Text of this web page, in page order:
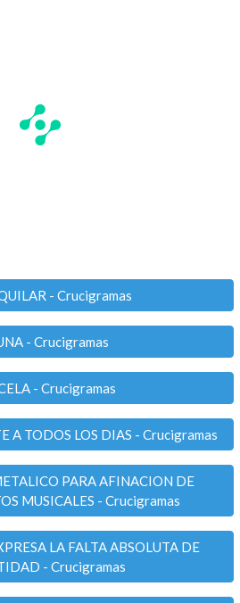
- Crucigramas
- Crucigramas
- Crucigramas
A TODOS LOS DIAS - Crucigramas
PARA AFINACION DE
MUSICALES - Crucigramas
LA FALTA ABSOLUTA DE
- Crucigramas